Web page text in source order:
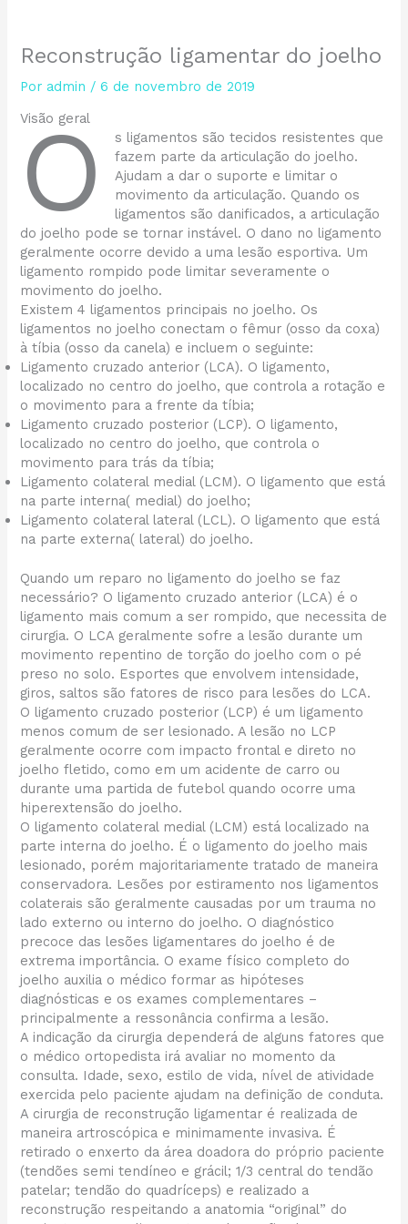
Reconstrução ligamentar do joelho
Por admin /6 de novembro de 2019
Visão geral
O
s ligamentos são tecidos resistentes que
fazem parte da articulação do joelho.
Ajudam a dar o suporte e limitar o
movimento da articulação. Quando os
ligamentos são danificados, a articulação
do joelho pode se tornar instável. O dano no ligamento
geralmente ocorre devido a uma lesão esportiva. Um
ligamento rompido pode limitar severamente o
movimento do joelho.
Existem 4 ligamentos principais no joelho. Os
ligamentos no joelho conectam o fêmur (osso da coxa)
à tíbia (osso da canela) e incluem o seguinte:
Ligamento cruzado anterior (LCA). O ligamento,
localizado no centro do joelho, que controla a rotação e
o movimento para a frente da tíbia;
Ligamento cruzado posterior (LCP). O ligamento,
localizado no centro do joelho, que controla o
movimento para trás da tíbia;
Ligamento colateral medial (LCM). O ligamento que está
na parte interna( medial) do joelho;
Ligamento colateral lateral (LCL). O ligamento que está
na parte externa( lateral) do joelho.
Quando um reparo no ligamento do joelho se faz
necessário? O ligamento cruzado anterior (LCA) é o
ligamento mais comum a ser rompido, que necessita de
cirurgia. O LCA geralmente sofre a lesão durante um
movimento repentino de torção do joelho com o pé
preso no solo. Esportes que envolvem intensidade,
giros, saltos são fatores de risco para lesões do LCA.
O ligamento cruzado posterior (LCP) é um ligamento
menos comum de ser lesionado. A lesão no LCP
geralmente ocorre com impacto frontal e direto no
joelho fletido, como em um acidente de carro ou
durante uma partida de futebol quando ocorre uma
hiperextensão do joelho.
O ligamento colateral medial (LCM) está localizado na
parte interna do joelho. É o ligamento do joelho mais
lesionado, porém majoritariamente tratado de maneira
conservadora. Lesões por estiramento nos ligamentos
colaterais são geralmente causadas por um trauma no
lado externo ou interno do joelho. O diagnóstico
precoce das lesões ligamentares do joelho é de
extrema importância. O exame físico completo do
joelho auxilia o médico formar as hipóteses
diagnósticas e os exames complementares –
principalmente a ressonância confirma a lesão.
A indicação da cirurgia dependerá de alguns fatores que
o médico ortopedista irá avaliar no momento da
consulta. Idade, sexo, estilo de vida, nível de atividade
exercida pelo paciente ajudam na definição de conduta.
A cirurgia de reconstrução ligamentar é realizada de
maneira artroscópica e minimamente invasiva. É
retirado o enxerto da área doadora do próprio paciente
(tendões semi tendíneo e grácil; 1/3 central do tendão
patelar; tendão do quadríceps) e realizado a
reconstrução respeitando a anatomia “original” do